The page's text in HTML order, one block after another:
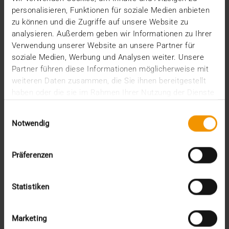
personalisieren, Funktionen für soziale Medien anbieten
zu können und die Zugriffe auf unsere Website zu
analysieren. Außerdem geben wir Informationen zu Ihrer
Verwendung unserer Website an unsere Partner für
soziale Medien, Werbung und Analysen weiter. Unsere
Partner führen diese Informationen möglicherweise mit
weiteren Daten zusammen, die Sie ihnen bereitgestellt
Notwendig
Präferenzen
Statistiken
Marketing
VISUS HEALTH IT
MEHR ERFAHREN